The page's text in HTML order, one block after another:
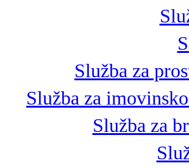
Služba za
Služba za
Služba za